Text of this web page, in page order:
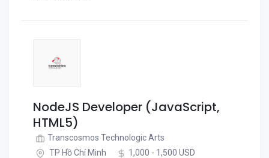
NodeJS Developer (JavaScript,
HTML5)
Transcosmos Technologic Arts
TP Hồ Chí Minh
1,000 - 1,500 USD